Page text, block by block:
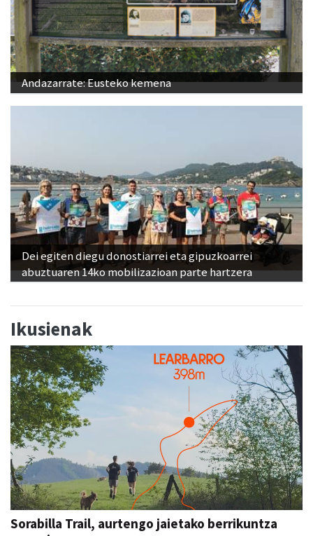
Andazarrate: Eusteko kemena
Dei egiten diegu donostiarrei eta gipuzkoarrei
abuztuaren 14ko mobilizazioan parte hartzera
Ikusienak
Sorabilla Trail, aurtengo jaietako berrikuntza